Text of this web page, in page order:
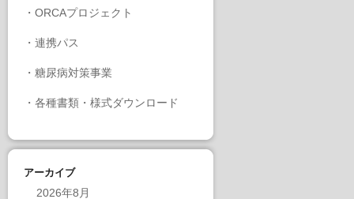
・ ORCAプロジェクト
・ 連携パス
・ 糖尿病対策事業
・ 各種書類・様式ダウンロード
アーカイブ
2026年8月